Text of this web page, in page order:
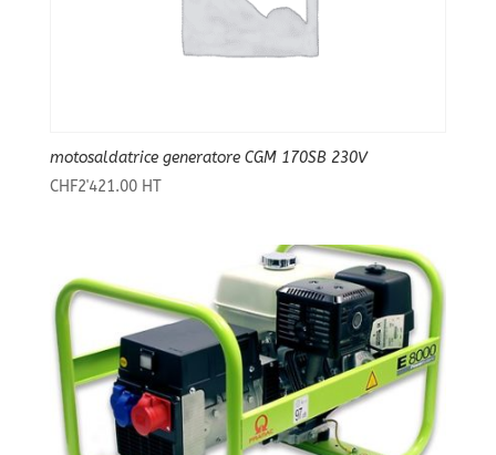
motosaldatrice generatore CGM 170SB 230V
CHF2'421.00 HT